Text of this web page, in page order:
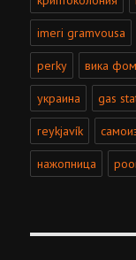
imeri gramvousa
perky вика
украина gas
reykjavík
нажопница